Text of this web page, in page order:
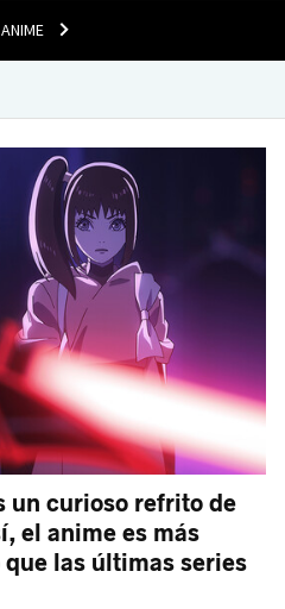
un curioso refrito de
el anime es más
las últimas series